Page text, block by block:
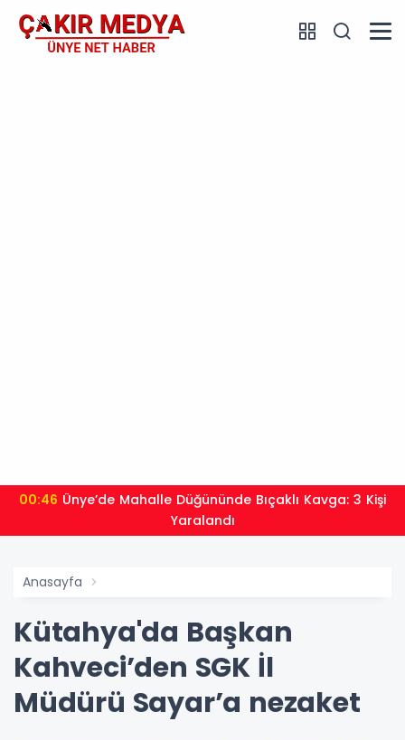
00:46
Yaralandı
Anasayfa
Kütahya'da Başkan
Kahveci’den SGK İl
Müdürü Sayar’a nezaket